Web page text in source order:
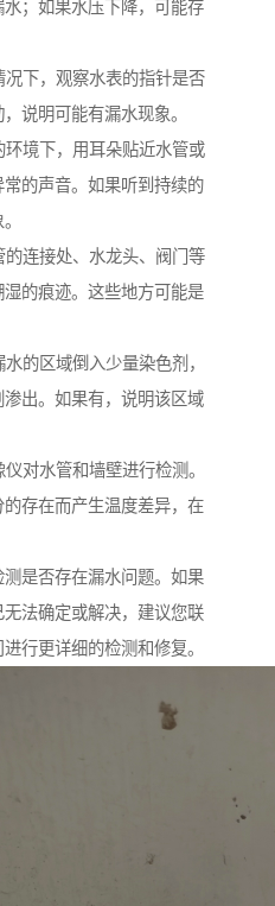
；如果水压下降，可能存
下，观察水表的指针是否
说明可能有漏水现象。
境下，用耳朵贴近水管或
的声音。如果听到持续的
连接处、水龙头、阀门等
的痕迹。这些地方可能是
的区域倒入少量染色剂，
出。如果有，说明该区域
对水管和墙壁进行检测。
存在而产生温度差异，在
是否存在漏水问题。如果
法确定或解决，建议您联
行更详细的检测和修复。